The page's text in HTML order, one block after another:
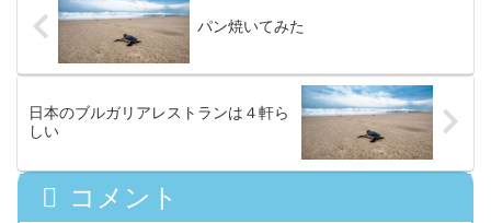
パン焼いてみた
日本のブルガリアレストランは４軒ら
しい
コメント